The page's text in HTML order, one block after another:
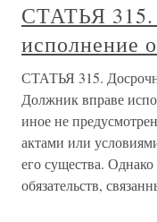
СТАТЬЯ 315.
исполнение
СТАТЬЯ 315.
Должник вправе
иное не
актами или
его существа.
обязательств,